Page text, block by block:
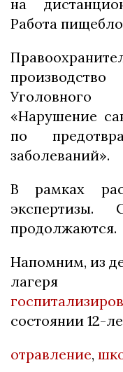
на
Работа
«Нарушение
по
заболеваний».
В рамках
экспертизы.
продолжаются.
Напомним, из
лагеря
состоянии 12-
отравление,